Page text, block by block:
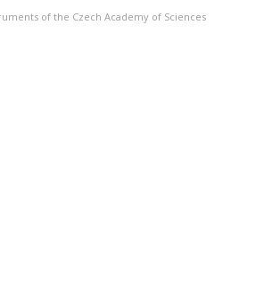
of the Czech Academy of Sciences